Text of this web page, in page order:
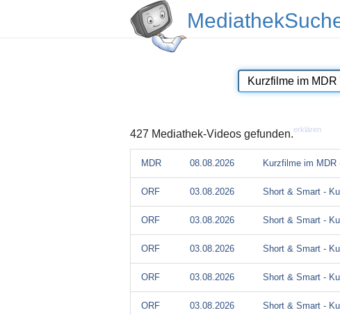
427 Mediathek-Videos gefunden.erklären
MDR 08.08.2026 Kurzfilme im MDR
ORF 03.08.2026 Short & Smart -
ORF 03.08.2026 Short & Smart -
ORF 03.08.2026 Short & Smart -
ORF 03.08.2026 Short & Smart -
ORF 03.08.2026 Short & Smart -